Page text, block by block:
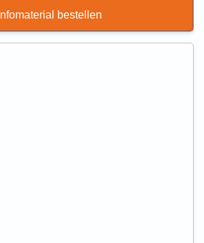
Infomaterial bestellen